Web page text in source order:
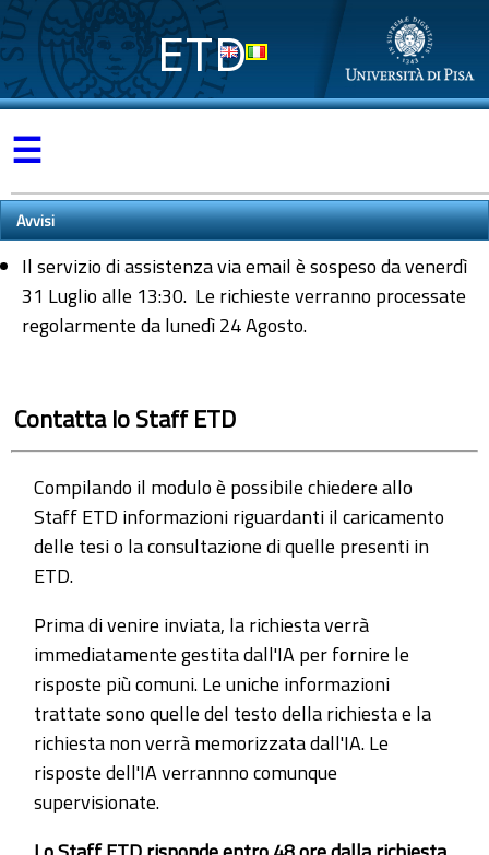
ETD
☰
Avvisi
Il servizio di assistenza via email è sospeso da venerdì
31 Luglio alle 13:30. Le richieste verranno processate
regolarmente da lunedì 24 Agosto.
Contatta lo Staff ETD
Compilando il modulo è possibile chiedere allo
Staff ETD informazioni riguardanti il caricamento
delle tesi o la consultazione di quelle presenti in
ETD.
Prima di venire inviata, la richiesta verrà
immediatamente gestita dall'IA per fornire le
risposte più comuni. Le uniche informazioni
trattate sono quelle del testo della richiesta e la
richiesta non verrà memorizzata dall'IA. Le
risposte dell'IA verrannno comunque
supervisionate.